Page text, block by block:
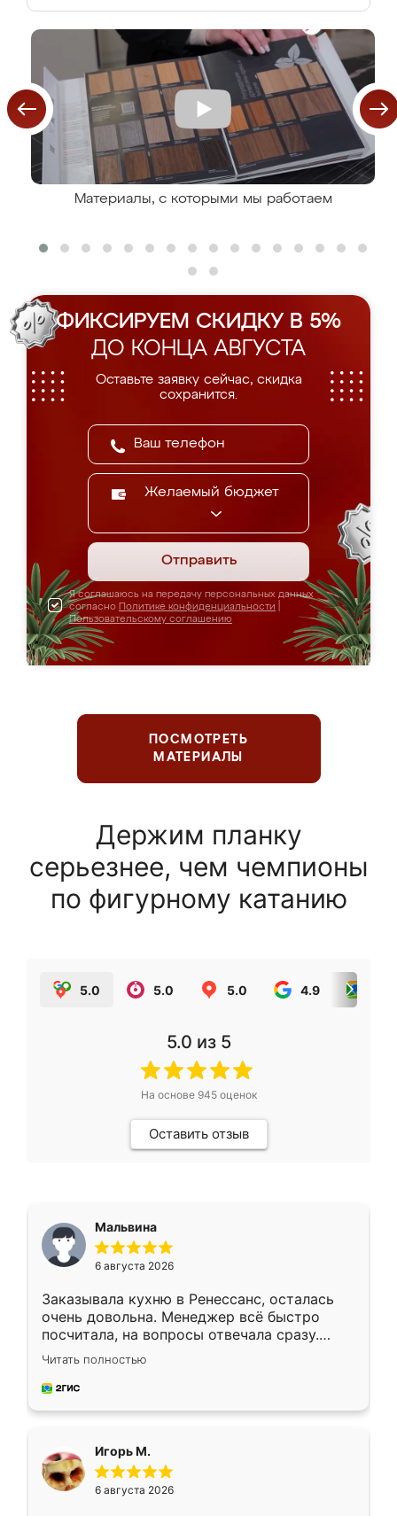
Материалы, с которыми мы работаем
ФИКСИРУЕМ СКИДКУ В 5%
ДО КОНЦА АВГУСТА
Оставьте заявку сейчас, скидка
сохранится.
Желаемый бюджет
Отправить
Я соглашаюсь на передачу персональных данных
согласно Политике конфиденциальности
Пользовательскому соглашению
ПОСМОТРЕТЬ
МАТЕРИАЛЫ
Держим планку
серьезнее, чем чемпионы
по фигурному катанию
5.0 5.0 5.0 4.9
5.0 из 5
На основе 945оценок
Оставить отзыв
Мальвина
6 августа 2026
Заказывала кухню в Ренессанс, осталась
очень довольна. Менеджер всё быстро
посчитала, на вопросы отвечала сразу.
Замерщик приехал в субботу, подошёл к
делу со всей ответственностью. Собрали
за день, ребята работали аккуратно, даже
Читать полностью
Игорь М.
6 августа 2026